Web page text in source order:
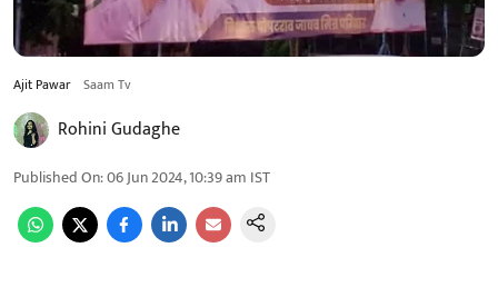
Ajit Pawar Saam Tv
Rohini Gudaghe
Published On:06 Jun 2024, 10:39 am IST